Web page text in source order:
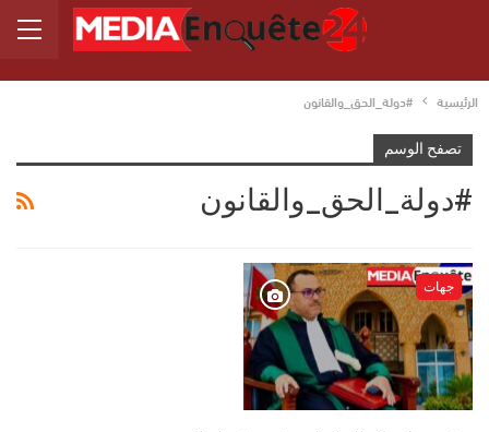
الرئيسية #دولة_الحق_والقانون
تصفح الوسم
#دولة_الحق_والقانون
جهات